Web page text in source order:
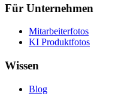
Für Unternehmen
Mitarbeiterfotos
KI Produktfotos
Wissen
Blog